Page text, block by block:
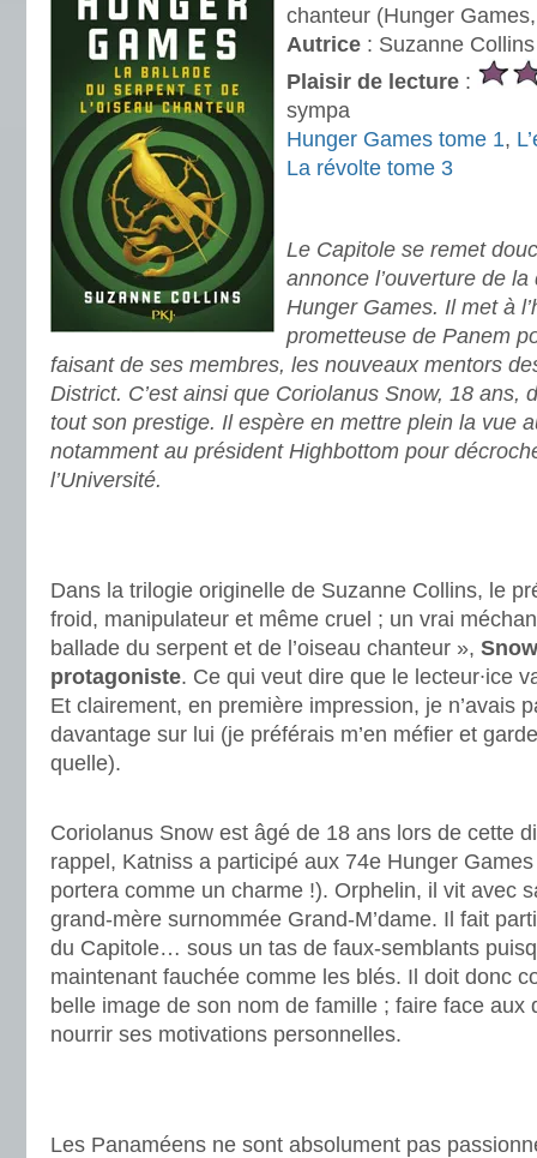
chanteur (Hunger
Autrice : Suzanne Collins
Plaisir de lecture :
sympa
Hunger Games tome 1,
La révolte tome 3
Le Capitole se remet
annonce l’ouverture de
Hunger Games. Il met à
prometteuse de Panem
faisant de ses membres, les nouveaux mentors
District. C’est ainsi que Coriolanus Snow, 18 ans,
tout son prestige. Il espère en mettre plein la vue
notamment au président Highbottom pour
l’Université.
Dans la trilogie originelle de Suzanne Collins, le
froid, manipulateur et même cruel ; un vrai
ballade du serpent et de l’oiseau chanteur »,
protagoniste. Ce qui veut dire que le lecteur∙ice
Et clairement, en première impression, je n’avais
davantage sur lui (je préférais m’en méfier et
quelle).
Coriolanus Snow est âgé de 18 ans lors de cette
rappel, Katniss a participé aux 74e Hunger
portera comme un charme !). Orphelin, il vit avec
grand-mère surnommée Grand-M’dame. Il fait
du Capitole… sous un tas de faux-semblants
maintenant fauchée comme les blés. Il doit donc
belle image de son nom de famille ; faire face aux
nourrir ses motivations personnelles.
Les Panaméens ne sont absolument pas